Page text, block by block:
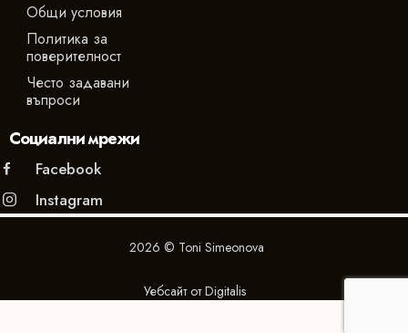
Общи условия
Политика за
поверителност
Често задавани
въпроси
Социални мрежи
Facebook
Instagram
2026 © Toni Simeonova
Уебсайт отDigitalis